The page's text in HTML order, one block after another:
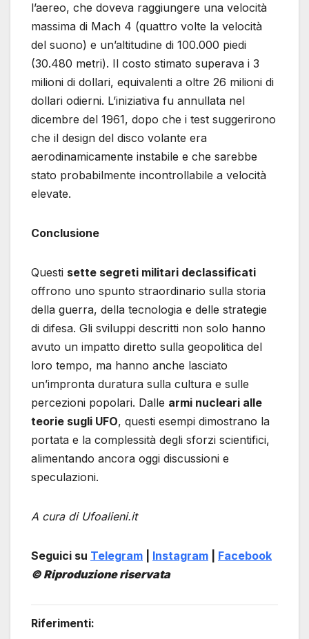
l’aereo, che doveva raggiungere una velocità
massima di Mach 4 (quattro volte la velocità
del suono) e un’altitudine di 100.000 piedi
(30.480 metri). Il costo stimato superava i 3
milioni di dollari, equivalenti a oltre 26 milioni di
dollari odierni. L’iniziativa fu annullata nel
dicembre del 1961, dopo che i test suggerirono
che il design del disco volante era
aerodinamicamente instabile e che sarebbe
stato probabilmente incontrollabile a velocità
elevate.
Conclusione
Questi sette segreti militari declassificati
offrono uno spunto straordinario sulla storia
della guerra, della tecnologia e delle strategie
di difesa. Gli sviluppi descritti non solo hanno
avuto un impatto diretto sulla geopolitica del
loro tempo, ma hanno anche lasciato
un’impronta duratura sulla cultura e sulle
percezioni popolari. Dalle armi nucleari alle
teorie sugli UFO, questi esempi dimostrano la
portata e la complessità degli sforzi scientifici,
alimentando ancora oggi discussioni e
speculazioni.
A cura di Ufoalieni.it
Seguici su Telegram Instagram
Facebook
© Riproduzione riservata
Riferimenti: